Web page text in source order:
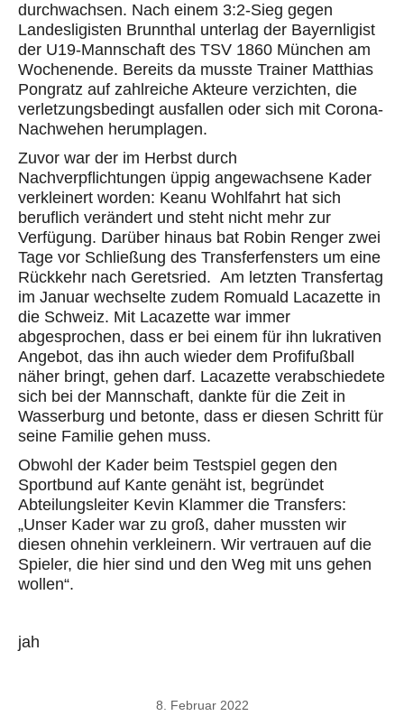
durchwachsen. Nach einem 3:2-Sieg gegen
Landesligisten Brunnthal unterlag der Bayernligist
der U19-Mannschaft des TSV 1860 München am
Wochenende. Bereits da musste Trainer Matthias
Pongratz auf zahlreiche Akteure verzichten, die
verletzungsbedingt ausfallen oder sich mit Corona-
Nachwehen herumplagen.
Zuvor war der im Herbst durch
Nachverpflichtungen üppig angewachsene Kader
verkleinert worden: Keanu Wohlfahrt hat sich
beruflich verändert und steht nicht mehr zur
Verfügung. Darüber hinaus bat Robin Renger zwei
Tage vor Schließung des Transferfensters um eine
Rückkehr nach Geretsried. Am letzten Transfertag
im Januar wechselte zudem Romuald Lacazette in
die Schweiz. Mit Lacazette war immer
abgesprochen, dass er bei einem für ihn lukrativen
Angebot, das ihn auch wieder dem Profifußball
näher bringt, gehen darf. Lacazette verabschiedete
sich bei der Mannschaft, dankte für die Zeit in
Wasserburg und betonte, dass er diesen Schritt für
seine Familie gehen muss.
Obwohl der Kader beim Testspiel gegen den
Sportbund auf Kante genäht ist, begründet
Abteilungsleiter Kevin Klammer die Transfers:
„Unser Kader war zu groß, daher mussten wir
diesen ohnehin verkleinern. Wir vertrauen auf die
Spieler, die hier sind und den Weg mit uns gehen
wollen“.
jah
8. Februar 2022